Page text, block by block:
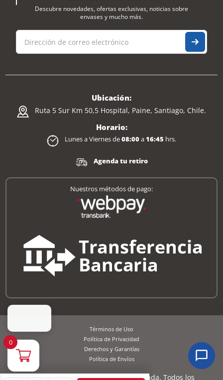
Descubre novedades, ofertas exclusivas, noticias sobre
envases y mucho más.
Ubicación:
Ruta 5 Sur Km 50,5 Hospital, Paine, Santiago, Chile.
Horario:
Lunes a Viernes de08:00a16:45 hrs.
Agenda tu retiro
Nuestros métodos de pago:
Copyright © 2026 Superbidon Limitada. Todos los
Términos de Uso
Política de Privacidad
Derechos y Garantías
Política de Envíos
0